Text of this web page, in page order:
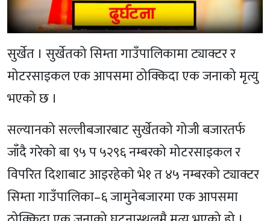
सुर्खेत । सुर्खेतको सिम्ता गाउँपालिकामा ट्याक्टर र
मोटरसाइकल एक आपसमा ठोक्किदा एक जनाको मृत्यु
भएको छ ।
सल्यानको सल्लीबजारबाट सुर्खेतको गोजी बजारतर्फ
जाँदै गरेको बा ९५ प ५२९६ नम्बरको मोटरसाइकल र
विपरित दिशाबाट आइरहेकाे भे१ त ४५ नम्बरको ट्याक्टर
सिम्ता गाउँपालिका–६ जामुनेबजारमा एक आपसमा